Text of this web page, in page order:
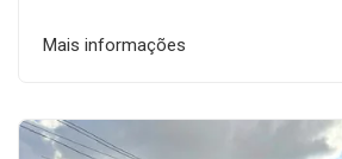
Mais informações